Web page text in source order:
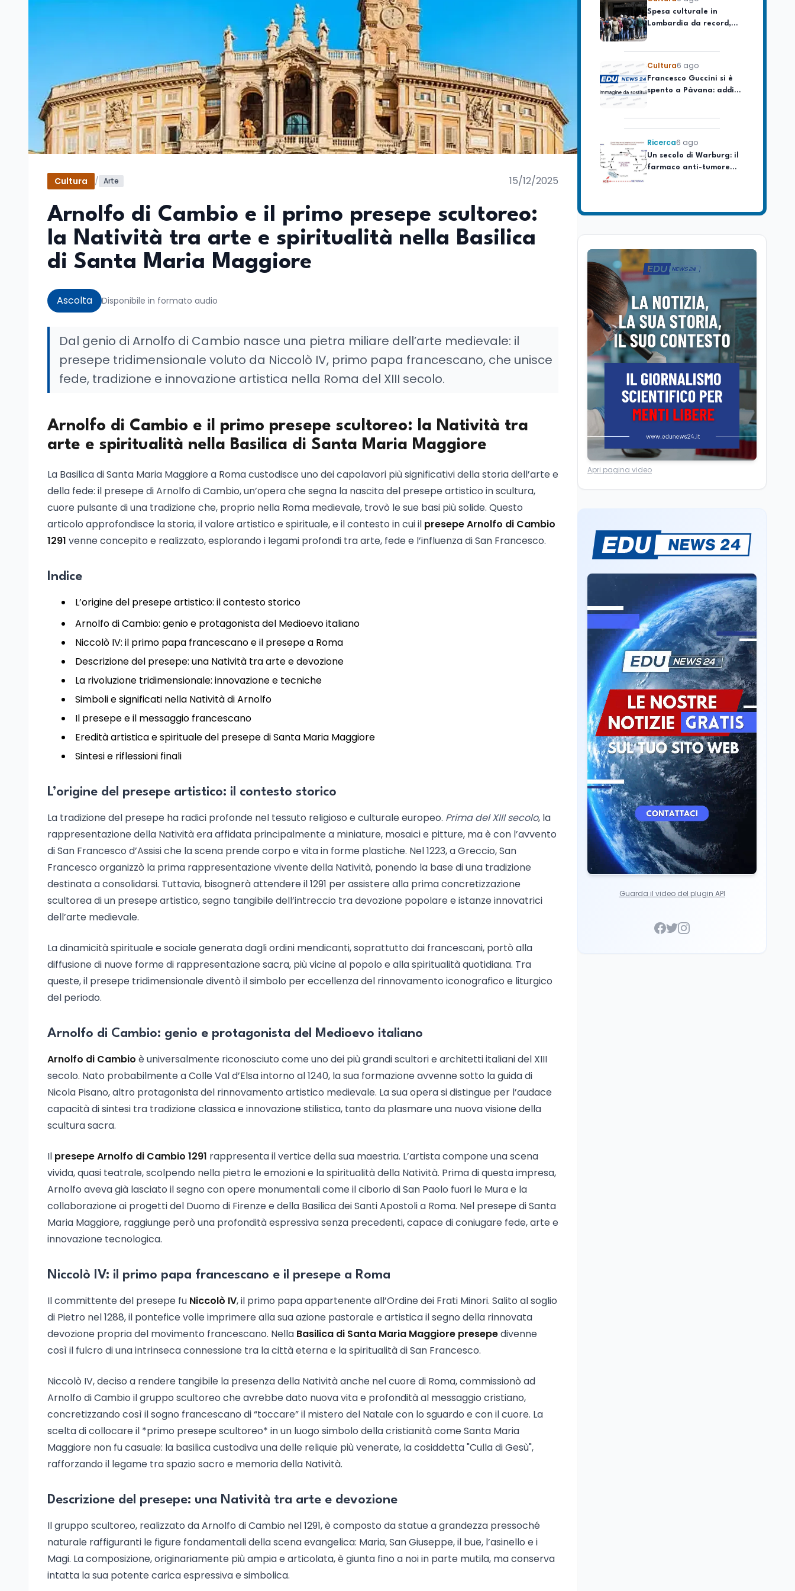
Cultura / Arte 15/12/2025
Arnolfo di Cambio e il primo presepe scultoreo:
la Natività tra arte e spiritualità nella Basilica
di Santa Maria Maggiore
Ascolta Disponibile in formato audio
Dal genio di Arnolfo di Cambio nasce una pietra miliare dell’arte medievale: il
presepe tridimensionale voluto da Niccolò IV, primo papa francescano, che unisce
fede, tradizione e innovazione artistica nella Roma del XIII secolo.
Arnolfo di Cambio e il primo presepe scultoreo: la Natività tra
arte e spiritualità nella Basilica di Santa Maria Maggiore
La Basilica di Santa Maria Maggiore a Roma custodisce uno dei capolavori più significativi della storia dell’arte e
della fede: il presepe di Arnolfo di Cambio, un’opera che segna la nascita del presepe artistico in scultura,
cuore pulsante di una tradizione che, proprio nella Roma medievale, trovò le sue basi più solide. Questo
articolo approfondisce la storia, il valore artistico e spirituale, e il contesto in cui il presepe Arnolfo di Cambio
1291 venne concepito e realizzato, esplorando i legami profondi tra arte, fede e l’influenza di San Francesco.
Indice
L’origine del presepe artistico: il contesto storico
Arnolfo di Cambio: genio e protagonista del Medioevo italiano
Niccolò IV: il primo papa francescano e il presepe a Roma
Descrizione del presepe: una Natività tra arte e devozione
La rivoluzione tridimensionale: innovazione e tecniche
Simboli e significati nella Natività di Arnolfo
Il presepe e il messaggio francescano
Eredità artistica e spirituale del presepe di Santa Maria Maggiore
Sintesi e riflessioni finali
L’origine del presepe artistico: il contesto storico
La tradizione del presepe ha radici profonde nel tessuto religioso e culturale europeo. Prima del XIII secolo, la
rappresentazione della Natività era affidata principalmente a miniature, mosaici e pitture, ma è con l’avvento
di San Francesco d’Assisi che la scena prende corpo e vita in forme plastiche. Nel 1223, a Greccio, San
Francesco organizzò la prima rappresentazione vivente della Natività, ponendo la base di una tradizione
destinata a consolidarsi. Tuttavia, bisognerà attendere il 1291 per assistere alla prima concretizzazione
scultorea di un presepe artistico, segno tangibile dell’intreccio tra devozione popolare e istanze innovatrici
dell’arte medievale.
La dinamicità spirituale e sociale generata dagli ordini mendicanti, soprattutto dai francescani, portò alla
diffusione di nuove forme di rappresentazione sacra, più vicine al popolo e alla spiritualità quotidiana. Tra
queste, il presepe tridimensionale diventò il simbolo per eccellenza del rinnovamento iconografico e liturgico
del periodo.
Arnolfo di Cambio: genio e protagonista del Medioevo italiano
Arnolfo di Cambio è universalmente riconosciuto come uno dei più grandi scultori e architetti italiani del XIII
secolo. Nato probabilmente a Colle Val d’Elsa intorno al 1240, la sua formazione avvenne sotto la guida di
Nicola Pisano, altro protagonista del rinnovamento artistico medievale. La sua opera si distingue per l’audace
capacità di sintesi tra tradizione classica e innovazione stilistica, tanto da plasmare una nuova visione della
scultura sacra.
Il presepe Arnolfo di Cambio 1291 rappresenta il vertice della sua maestria. L’artista compone una scena
vivida, quasi teatrale, scolpendo nella pietra le emozioni e la spiritualità della Natività. Prima di questa impresa,
Arnolfo aveva già lasciato il segno con opere monumentali come il ciborio di San Paolo fuori le Mura e la
collaborazione ai progetti del Duomo di Firenze e della Basilica dei Santi Apostoli a Roma. Nel presepe di Santa
Maria Maggiore, raggiunge però una profondità espressiva senza precedenti, capace di coniugare fede, arte e
innovazione tecnologica.
Niccolò IV: il primo papa francescano e il presepe a Roma
Il committente del presepe fu Niccolò IV, il primo papa appartenente all’Ordine dei Frati Minori. Salito al soglio
di Pietro nel 1288, il pontefice volle imprimere alla sua azione pastorale e artistica il segno della rinnovata
devozione propria del movimento francescano. Nella Basilica di Santa Maria Maggiore presepedivenne
così il fulcro di una intrinseca connessione tra la città eterna e la spiritualità di San Francesco.
Niccolò IV, deciso a rendere tangibile la presenza della Natività anche nel cuore di Roma, commissionò ad
Arnolfo di Cambio il gruppo scultoreo che avrebbe dato nuova vita e profondità al messaggio cristiano,
concretizzando così il sogno francescano di “toccare” il mistero del Natale con lo sguardo e con il cuore. La
scelta di collocare il *primo presepe scultoreo* in un luogo simbolo della cristianità come Santa Maria
Maggiore non fu casuale: la basilica custodiva una delle reliquie più venerate, la cosiddetta "Culla di Gesù",
rafforzando il legame tra spazio sacro e memoria della Natività.
Descrizione del presepe: una Natività tra arte e devozione
Il gruppo scultoreo, realizzato da Arnolfo di Cambio nel 1291, è composto da statue a grandezza pressoché
naturale raffiguranti le figure fondamentali della scena evangelica: Maria, San Giuseppe, il bue, l’asinello e i
Magi. La composizione, originariamente più ampia e articolata, è giunta fino a noi in parte mutila, ma conserva
intatta la sua potente carica espressiva e simbolica.
Lombardia da record,
ma la voragine Nord-
Cultura6 ago
Francesco Guccini si è
spento a Pàvana: addio
al Maestrone
Ricerca6 ago
Un secolo di Warburg: il
farmaco anti-tumore
che accende la glicolisi
reattori spenti
Posizioni economiche
ATA: la matematica
degli arretrati fino a
4.150 euro
Cultura6 ago
Spesa culturale in
Lombardia da record,
ma la voragine Nord-
Sud triplica
Cultura6 ago
spento a Pàvana: addio
Ricerca6 ago
Un secolo di Warburg: il
Il rivelatore che 'vede' i
reattori spenti
roccia
Scuola6 ago
Posizioni economiche
ATA: la matematica
degli arretrati fino a
4.150 euro
Cultura6 ago
Spesa culturale in
Lombardia da record,
ma la voragine Nord-
Sud triplica
Cultura 6 ago
Francesco Guccini si è
spento a Pàvana: addio
al Maestrone
Apri pagina video
Guarda il video del plugin API